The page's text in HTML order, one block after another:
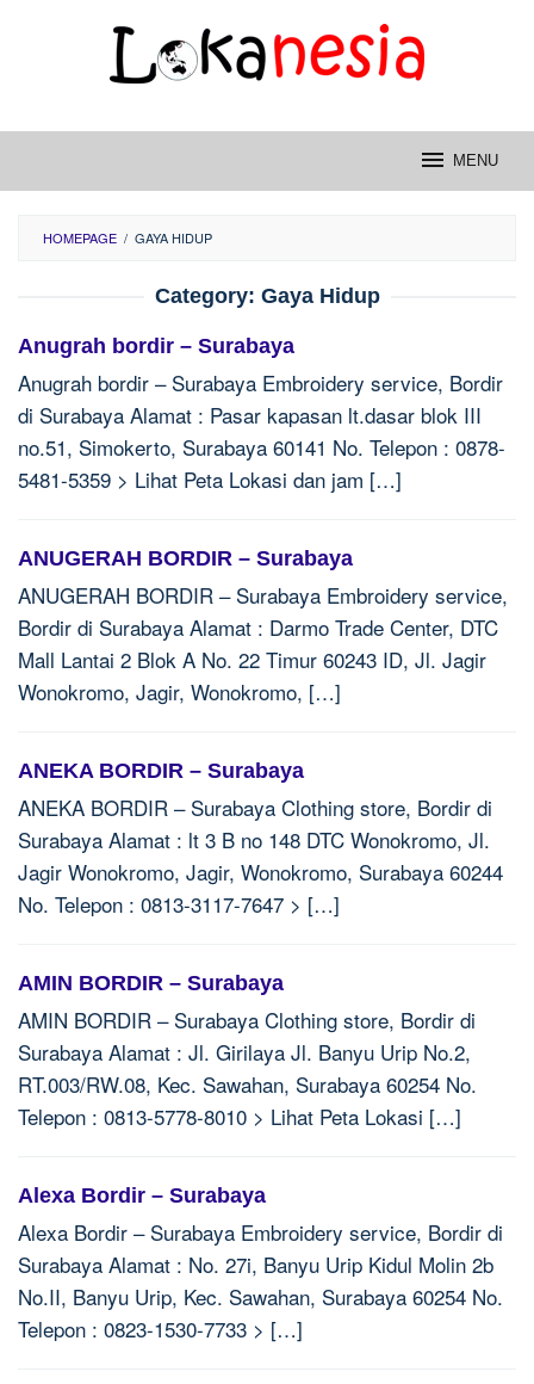
MENU
HOMEPAGE / GAYA HIDUP
Category: Gaya Hidup
Anugrah bordir – Surabaya
Anugrah bordir – Surabaya Embroidery service, Bordir
di Surabaya Alamat : Pasar kapasan lt.dasar blok III
no.51, Simokerto, Surabaya 60141 No. Telepon : 0878-
5481-5359 > Lihat Peta Lokasi dan jam […]
ANUGERAH BORDIR – Surabaya
ANUGERAH BORDIR – Surabaya Embroidery service,
Bordir di Surabaya Alamat : Darmo Trade Center, DTC
Mall Lantai 2 Blok A No. 22 Timur 60243 ID, Jl. Jagir
Wonokromo, Jagir, Wonokromo, […]
ANEKA BORDIR – Surabaya
ANEKA BORDIR – Surabaya Clothing store, Bordir di
Surabaya Alamat : lt 3 B no 148 DTC Wonokromo, Jl.
Jagir Wonokromo, Jagir, Wonokromo, Surabaya 60244
No. Telepon : 0813-3117-7647 > […]
AMIN BORDIR – Surabaya
AMIN BORDIR – Surabaya Clothing store, Bordir di
Surabaya Alamat : Jl. Girilaya Jl. Banyu Urip No.2,
RT.003/RW.08, Kec. Sawahan, Surabaya 60254 No.
Telepon : 0813-5778-8010 > Lihat Peta Lokasi […]
Alexa Bordir – Surabaya
Alexa Bordir – Surabaya Embroidery service, Bordir di
Surabaya Alamat : No. 27i, Banyu Urip Kidul Molin 2b
No.II, Banyu Urip, Kec. Sawahan, Surabaya 60254 No.
Telepon : 0823-1530-7733 > […]